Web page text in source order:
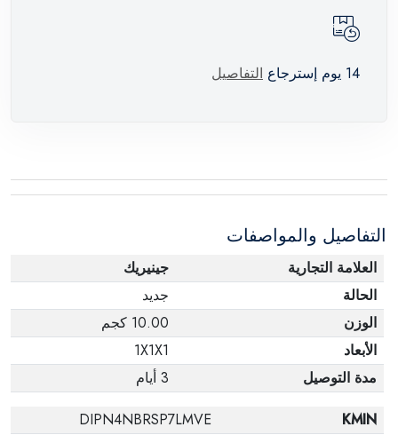
14 يوم إسترجاع التفاصيل
التفاصيل والمواصفات
العلامة التجارية
جينيريك
الحالة
جديد
الوزن
10.00 كجم
الأبعاد
1X1X1
مدة التوصيل
3 أيام
KMIN
DIPN4NBRSP7LMVE